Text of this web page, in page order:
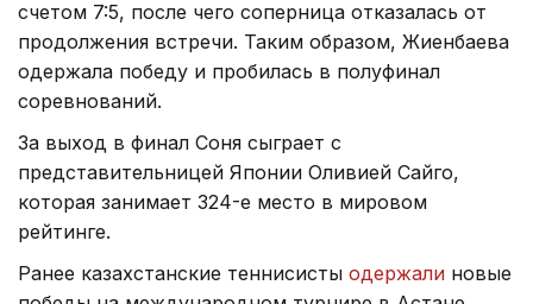
счетом 7:5, после чего соперница отказалась от
продолжения встречи. Таким образом, Жиенбаева
одержала победу и пробилась в полуфинал
соревнований.
За выход в финал Соня сыграет с
представительницей Японии Оливией Сайго,
которая занимает 324-е место в мировом
рейтинге.
Ранее казахстанские теннисисты одержали новые